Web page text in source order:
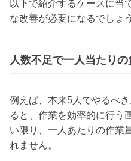
以下で紹介するケースに当
な改善が必要になるでしょう
人数不足で一人当たり
例えば、本来5人でやるべ
ると、作業を効率的に行う
い限り、一人あたりの作業
れません。